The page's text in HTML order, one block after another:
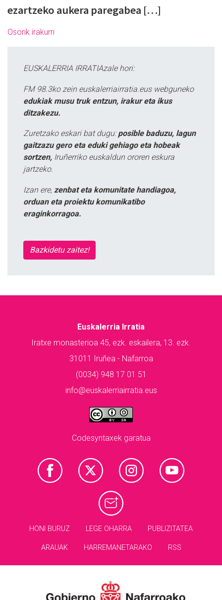
ezartzeko aukera paregabea […]
Osorik irakurri
EUSKALERRIA IRRATIAzale hori:
FM 98.3ko zein euskalerriairratia.eus webguneko
edukiak musu truk entzun, irakur eta ikus
ditzakezu.
Zuretzako eskari bat dugu: posible baduzu, lagun
gaitzazu gero eta eduki gehiago eta hobeak
sortzen, Iruñerriko euskaldun ororen eskura
jartzeko.
Izan ere, zenbat eta komunitate handiagoa,
orduan eta proiektu komunikatibo
eraginkorragoa.
Bazkidetu zaitez!
Euskalerria Irratia
Iratxe monasterioa 45, ezk. eskailera, 13. ezk.
31011 Iruñea - Nafarroa
(0034) 948 17 01 51
info@euskalerriairratia.eus
Codesyntaxek garatua
HONI BURUZ LEGE OHARRA PUBLIZITATEA
ARAUAK HARREMANETARAKO RSS